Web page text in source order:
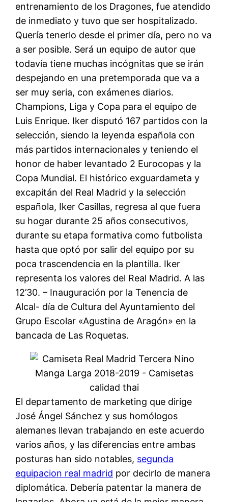
entrenamiento de los Dragones, fue atendido
de inmediato y tuvo que ser hospitalizado.
Quería tenerlo desde el primer día, pero no va
a ser posible. Será un equipo de autor que
todavía tiene muchas incógnitas que se irán
despejando en una pretemporada que va a
ser muy seria, con exámenes diarios.
Champions, Liga y Copa para el equipo de
Luis Enrique. Iker disputó 167 partidos con la
selección, siendo la leyenda española con
más partidos internacionales y teniendo el
honor de haber levantado 2 Eurocopas y la
Copa Mundial. El histórico exguardameta y
excapitán del Real Madrid y la selección
española, Iker Casillas, regresa al que fuera
su hogar durante 25 años consecutivos,
durante su etapa formativa como futbolista
hasta que optó por salir del equipo por su
poca trascendencia en la plantilla. Iker
representa los valores del Real Madrid. A las
12’30. – Inauguración por la Tenencia de
Alcal- día de Cultura del Ayuntamiento del
Grupo Escolar «Agustina de Aragón» en la
bancada de Las Roquetas.
El departamento de marketing que dirige
José Ángel Sánchez y sus homólogos
alemanes llevan trabajando en este acuerdo
varios años, y las diferencias entre ambas
posturas han sido notables, segunda
equipacion real madrid por decirlo de manera
diplomática. Debería patentar la manera de